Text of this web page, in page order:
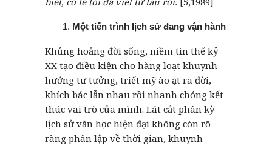
Một tiến trình lịch sử đang vận hành
Khủng hoảng đời sống, niềm tin thế kỷ
XX tạo điều kiện cho hàng loạt khuynh
hướng tư tưởng, triết mỹ ào ạt ra đời,
khích bác lẫn nhau rồi nhanh chóng kết
thúc vai trò của mình. Lát cắt phân kỳ
lịch sử văn học hiện đại không còn rõ
ràng phân lập về thời gian, khuynh